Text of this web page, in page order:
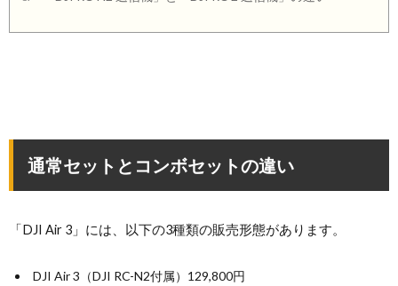
通常セットとコンボセットの違い
「DJI Air 3」には、以下の3種類の販売形態があります。
DJI Air 3（DJI RC-N2付属）129,800円